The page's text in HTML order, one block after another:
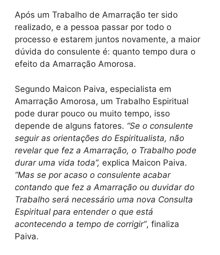
Após um Trabalho de Amarração ter sido
realizado, e a pessoa passar por todo o
processo e estarem juntos novamente, a maior
dúvida do consulente é: quanto tempo dura o
efeito da Amarração Amorosa.
Segundo Maicon Paiva, especialista em
Amarração Amorosa, um Trabalho Espiritual
pode durar pouco ou muito tempo, isso
depende de alguns fatores. “Se o consulente
seguir as orientações do Espiritualista, não
revelar que fez a Amarração, o Trabalho pode
durar uma vida toda”, explica Maicon Paiva.
“Mas se por acaso o consulente acabar
contando que fez a Amarração ou duvidar do
Trabalho será necessário uma nova Consulta
Espiritual para entender o que está
acontecendo a tempo de corrigir”, finaliza
Paiva.